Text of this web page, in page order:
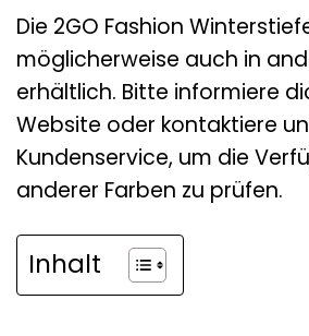
Die 2GO Fashion
möglicherweise auch in
erhältlich. Bitte informiere
Website oder kontaktiere
Kundenservice, um die
anderer Farben zu prüfen.
Inhalt